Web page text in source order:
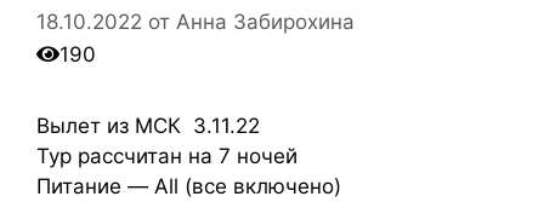
18.10.2022 от Анна Забирохина
190
Вылет из МСК 3.11.22
Тур рассчитан на 7 ночей
Питание — All (все включено)